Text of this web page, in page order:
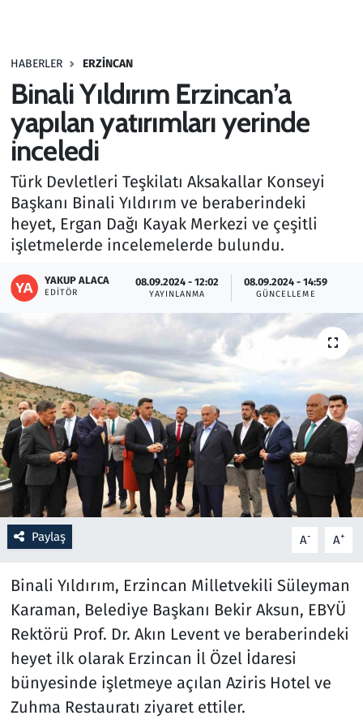
HABERLER ERZINCAN
Binali Yıldırım Erzincan’a
yapılan yatırımları yerinde
inceledi
Türk Devletleri Teşkilatı Aksakallar Konseyi
Başkanı Binali Yıldırım ve beraberindeki
heyet, Ergan Dağı Kayak Merkezi ve çeşitli
işletmelerde incelemelerde bulundu.
YAKUP ALACA
EDITÖR
08.09.2024 - 12:02
YAYINLANMA
08.09.2024 - 14:59
GÜNCELLEME
Paylaş A- A+
Binali Yıldırım, Erzincan Milletvekili Süleyman
Karaman, Belediye Başkanı Bekir Aksun, EBYÜ
Rektörü Prof. Dr. Akın Levent ve beraberindeki
heyet ilk olarak Erzincan İl Özel İdaresi
bünyesinde işletmeye açılan Aziris Hotel ve
Zuhma Restauratı ziyaret ettiler.
Haber
Kültür Sanat
Kurumsal Haberler
Lezzet Durağı
Memur ve Kamu
Otomobil
Oyun
Ramazan
Resmi İlanlar
Rüya Tabirleri
Sağlık
Savunma Sanayi
Spor
Teknoloji ve Bilim
Televizyon